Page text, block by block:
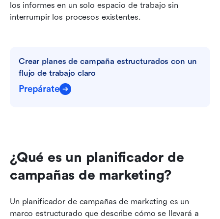
los informes en un solo espacio de trabajo sin
interrumpir los procesos existentes.
Crear planes de campaña estructurados con un
flujo de trabajo claro
Prepárate
¿Qué es un planificador de
campañas de marketing?
Un planificador de campañas de marketing es un
marco estructurado que describe cómo se llevará a